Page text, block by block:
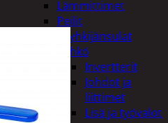
Lämmittimet
Peilit
Pyyhkijänsulat
Sähkö
Invertterit
Johdot ja
liittimet
Lisä ja työvalot